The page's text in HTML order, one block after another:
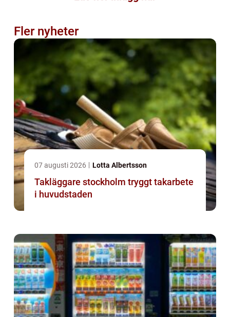
Fler nyheter
07 augusti 2026 Lotta Albertsson
Takläggare stockholm tryggt takarbete
i huvudstaden